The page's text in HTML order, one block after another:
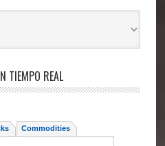
TIEMPO REAL